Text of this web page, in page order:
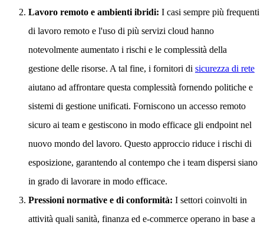
Lavoro remoto e ambienti ibridi: I casi sempre più frequenti
di lavoro remoto e l'uso di più servizi cloud hanno
notevolmente aumentato i rischi e le complessità della
gestione delle risorse. A tal fine, i fornitori di sicurezza di rete
aiutano ad affrontare questa complessità fornendo politiche e
sistemi di gestione unificati. Forniscono un accesso remoto
sicuro ai team e gestiscono in modo efficace gli endpoint nel
nuovo mondo del lavoro. Questo approccio riduce i rischi di
esposizione, garantendo al contempo che i team dispersi siano
in grado di lavorare in modo efficace.
Pressioni normative e di conformità: I settori coinvolti in
attività quali sanità, finanza ed e-commerce operano in base a